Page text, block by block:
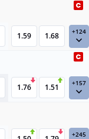
1.59 1.68 +124
1.76 1.51 +157
+245